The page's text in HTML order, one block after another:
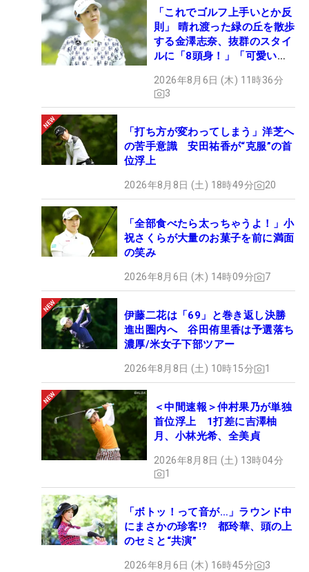
「これでゴルフ上手いとか反
則」 晴れ渡った緑の丘を散歩
する金澤志奈、抜群のスタイ
ルに「8頭身！」「可愛いに
2026年8月6日 (木) 11時36分
3
「打ち方が変わってしまう」洋芝へ
の苦手意識 安田祐香が“克服”の首
位浮上
2026年8月8日 (土) 18時49分 20
「全部食べたら太っちゃうよ！」小
祝さくらが大量のお菓子を前に満面
の笑み
2026年8月6日 (木) 14時09分 7
伊藤二花は「69」と巻き返し決勝
進出圏内へ 谷田侑里香は予選落ち
濃厚/米女子下部ツアー
2026年8月8日 (土) 10時15分 1
＜中間速報＞仲村果乃が単独
首位浮上 1打差に吉澤柚
月、小林光希、全美貞
2026年8月8日 (土) 13時04分
1
「ボトッ！って音が…」ラウンド中
にまさかの珍客!? 都玲華、頭の上
のセミと“共演”
2026年8月6日 (木) 16時45分 3